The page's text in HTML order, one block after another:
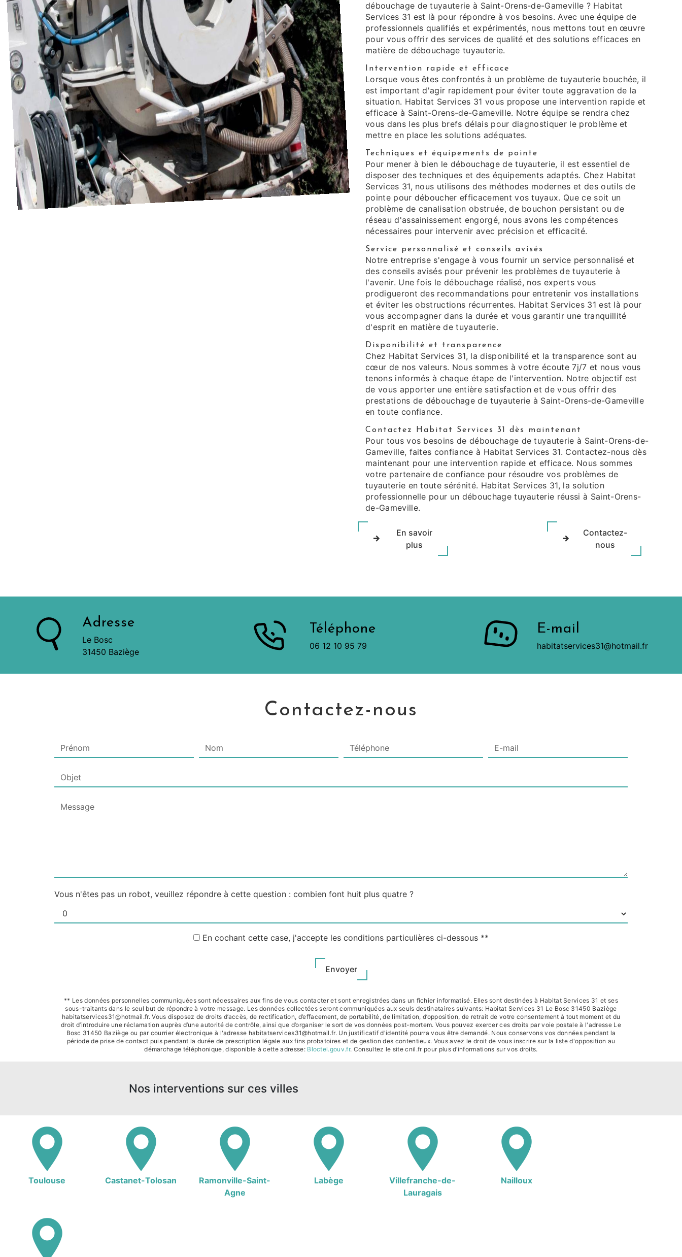
débouchage de tuyauterie à Saint-Orens-de-Gameville ? Habitat
Services 31 est là pour répondre à vos besoins. Avec une équipe de
professionnels qualifiés et expérimentés, nous mettons tout en œuvre
pour vous offrir des services de qualité et des solutions efficaces en
matière de débouchage tuyauterie.
Intervention rapide et efficace
Lorsque vous êtes confrontés à un problème de tuyauterie bouchée, il
est important d'agir rapidement pour éviter toute aggravation de la
situation. Habitat Services 31 vous propose une intervention rapide et
efficace à Saint-Orens-de-Gameville. Notre équipe se rendra chez
vous dans les plus brefs délais pour diagnostiquer le problème et
mettre en place les solutions adéquates.
Techniques et équipements de pointe
Pour mener à bien le débouchage de tuyauterie, il est essentiel de
disposer des techniques et des équipements adaptés. Chez Habitat
Services 31, nous utilisons des méthodes modernes et des outils de
pointe pour déboucher efficacement vos tuyaux. Que ce soit un
problème de canalisation obstruée, de bouchon persistant ou de
réseau d'assainissement engorgé, nous avons les compétences
nécessaires pour intervenir avec précision et efficacité.
Service personnalisé et conseils avisés
Notre entreprise s'engage à vous fournir un service personnalisé et
des conseils avisés pour prévenir les problèmes de tuyauterie à
l'avenir. Une fois le débouchage réalisé, nos experts vous
prodigueront des recommandations pour entretenir vos installations
et éviter les obstructions récurrentes. Habitat Services 31 est là pour
vous accompagner dans la durée et vous garantir une tranquillité
d'esprit en matière de tuyauterie.
Disponibilité et transparence
Chez Habitat Services 31, la disponibilité et la transparence sont au
cœur de nos valeurs. Nous sommes à votre écoute 7j/7 et nous vous
tenons informés à chaque étape de l'intervention. Notre objectif est
de vous apporter une entière satisfaction et de vous offrir des
prestations de débouchage de tuyauterie à Saint-Orens-de-Gameville
en toute confiance.
Contactez Habitat Services 31 dès maintenant
Pour tous vos besoins de débouchage de tuyauterie à Saint-Orens-de-
Gameville, faites confiance à Habitat Services 31. Contactez-nous dès
maintenant pour une intervention rapide et efficace. Nous sommes
votre partenaire de confiance pour résoudre vos problèmes de
tuyauterie en toute sérénité. Habitat Services 31, la solution
professionnelle pour un débouchage tuyauterie réussi à Saint-Orens-
de-Gameville.
En savoir
plus
Contactez-
nous
Adresse
Le Bosc
31450 Baziège
Téléphone
06 12 10 95 79
E-mail
habitatservices31@hotmail.fr
Contactez-nous
Vous n'êtes pas un robot, veuillez répondre à cette question : combien font huit plus quatre ?
En cochant cette case, j'accepte les conditions particulières ci-dessous **
Envoyer
** Les données personnelles communiquées sont nécessaires aux fins de vous contacter et sont enregistrées dans un fichier informatisé. Elles sont destinées à Habitat Services 31 et ses
sous-traitants dans le seul but de répondre à votre message. Les données collectées seront communiquées aux seuls destinataires suivants: Habitat Services 31 Le Bosc 31450 Baziège
habitatservices31@hotmail.fr. Vous disposez de droits d’accès, de rectification, d’effacement, de portabilité, de limitation, d’opposition, de retrait de votre consentement à tout moment et du
droit d’introduire une réclamation auprès d’une autorité de contrôle, ainsi que d’organiser le sort de vos données post-mortem. Vous pouvez exercer ces droits par voie postale à l'adresse Le
Bosc 31450 Baziège ou par courrier électronique à l'adresse habitatservices31@hotmail.fr. Un justificatif d'identité pourra vous être demandé. Nous conservons vos données pendant la
période de prise de contact puis pendant la durée de prescription légale aux fins probatoires et de gestion des contentieux. Vous avez le droit de vous inscrire sur la liste d'opposition au
démarchage téléphonique, disponible à cette adresse: Bloctel.gouv.fr. Consultez le site cnil.fr pour plus d’informations sur vos droits.
Nos interventions sur ces villes
Toulouse Castanet-Tolosan
Ramonville-Saint-
Agne
Labège
Villefranche-de-
Lauragais
Nailloux